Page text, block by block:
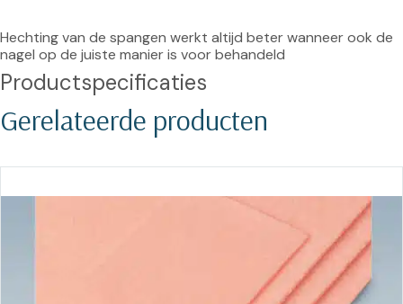
Hechting van de spangen werkt altijd beter wanneer ook de
nagel op de juiste manier is voor behandeld
Productspecificaties
Gerelateerde producten